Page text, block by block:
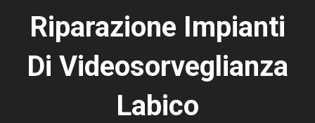
Riparazione Impianti
Di Videosorveglianza
Labico